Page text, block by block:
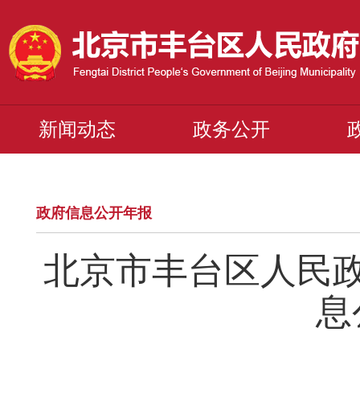
新闻动态 政务公开
政府信息公开年报
北京市丰台区人民